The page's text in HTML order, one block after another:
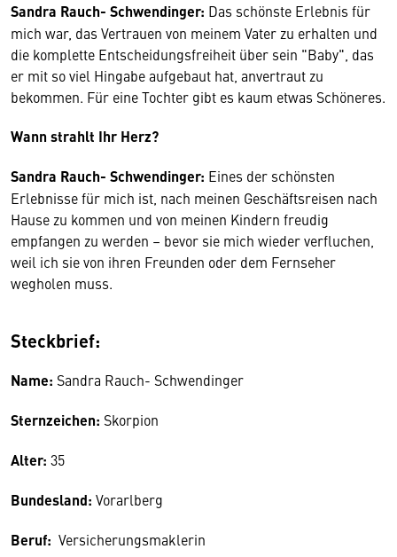
Sandra Rauch- Schwendinger: Das schönste Erlebnis für
mich war, das Vertrauen von meinem Vater zu erhalten und
die komplette Entscheidungsfreiheit über sein "Baby", das
er mit so viel Hingabe aufgebaut hat, anvertraut zu
bekommen. Für eine Tochter gibt es kaum etwas Schöneres.
Wann strahlt Ihr Herz?
Sandra Rauch- Schwendinger: Eines der schönsten
Erlebnisse für mich ist, nach meinen Geschäftsreisen nach
Hause zu kommen und von meinen Kindern freudig
empfangen zu werden – bevor sie mich wieder verfluchen,
weil ich sie von ihren Freunden oder dem Fernseher
wegholen muss.
Steckbrief:
Name: Sandra Rauch- Schwendinger
Sternzeichen: Skorpion
Alter: 35
Bundesland: Vorarlberg
Beruf: Versicherungsmaklerin